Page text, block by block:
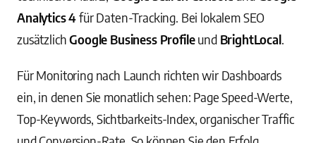
Analytics 4für Daten-Tracking. Bei lokalem SEO
zusätzlichGoogle Business Profileund BrightLocal.
Für Monitoring nach Launch richten wir Dashboards
ein, in denen Sie monatlich sehen: Page Speed-Werte,
Top-Keywords, Sichtbarkeits-Index, organischer Traffic